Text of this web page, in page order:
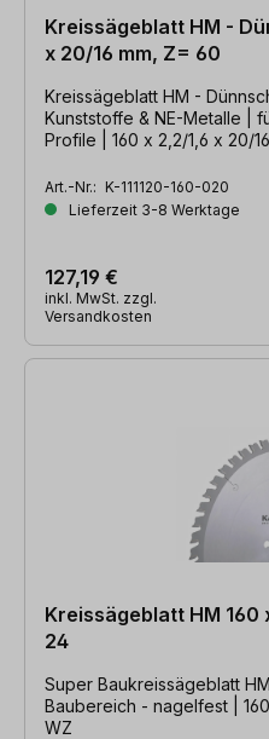
Kreissägeblatt HM -
x 20/16 mm, Z= 60
Kreissägeblatt HM -
Kunststoffe & NE-Metalle |
Profile | 160 x 2,2/1,6 x 20/
Art.-Nr.: K-111120-160-020
Lieferzeit 3-8 Werktage
127,19 €
inkl. MwSt. zzgl.
Versandkosten
Kreissägeblatt HM 160
24
Super Baukreissägeblatt
Baubereich - nagelfest | 160 x 2,8/1,6 x 20/16mm, Z=24
WZ